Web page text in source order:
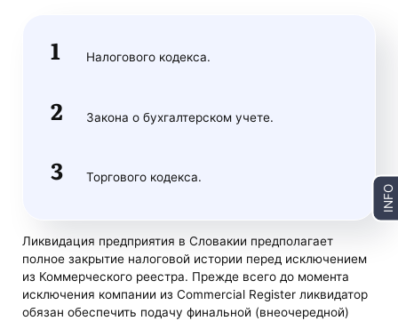
Налогового кодекса.
Закона о бухгалтерском учете.
Торгового кодекса.
Ликвидация предприятия в Словакии предполагает
полное закрытие налоговой истории перед исключением
из Коммерческого реестра. Прежде всего до момента
исключения компании из Commercial Register ликвидатор
обязан обеспечить подачу финальной (внеочередной)
INFO